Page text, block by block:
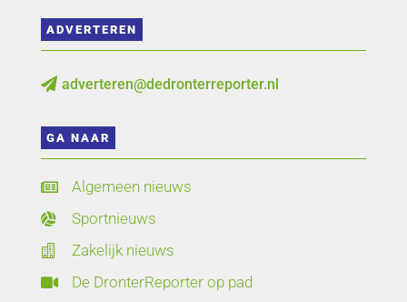
ADVERTEREN
 adverteren@dedronterreporter.nl
GA NAAR
 Algemeen nieuws
 Sportnieuws
 Zakelijk nieuws
 De DronterReporter op pad